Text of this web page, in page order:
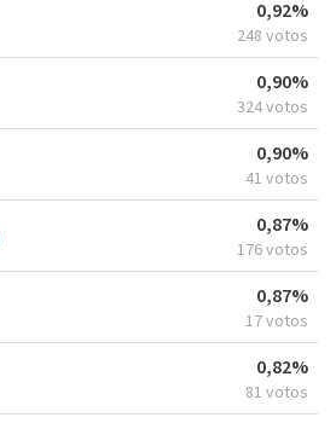
0,92%
248 votos
0,90%
324 votos
0,90%
41 votos
0,87%
176 votos
0,87%
17 votos
0,82%
81 votos